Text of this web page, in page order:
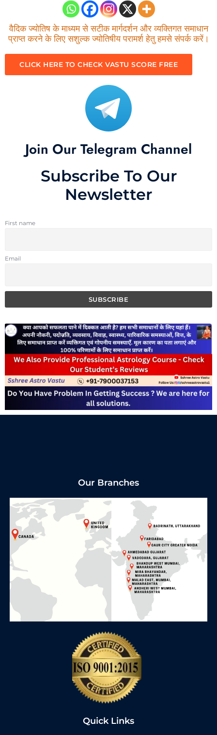
वैदिक ज्योतिष के माध्यम से सटीक मार्गदर्शन और व्यक्तिगत समाधान
प्राप्त करने के लिए सशुल्क ज्योतिषीय परामर्श हेतु हमसे संपर्क करें।
CLICK HERE TO CHECK VASTU SCORE FREE
Join Our Telegram Channel
Subscribe To Our
Newsletter
First name
Email
Our Branches
Quick Links